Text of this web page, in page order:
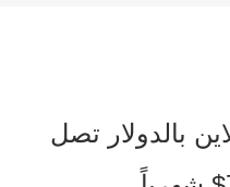
بالدولار تصل